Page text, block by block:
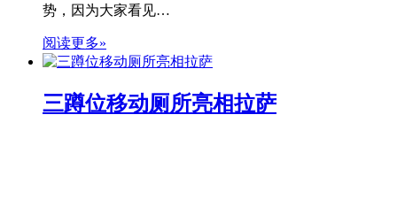
势，因为大家看见…
阅读更多»
三蹲位移动厕所亮相拉萨